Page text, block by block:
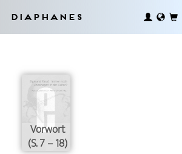
Diaphanes
Vorwort
(S. 7 – 18)